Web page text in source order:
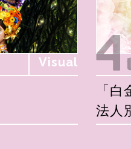
Visual
「
法人